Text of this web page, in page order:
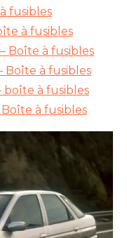
fusibles
à fusibles
Boîte à fusibles
Boîte à fusibles
boîte à fusibles
Boîte à fusibles